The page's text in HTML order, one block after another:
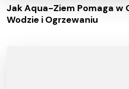
Jak Aqua-Ziem Pomaga w
Wodzie i Ogrzewaniu